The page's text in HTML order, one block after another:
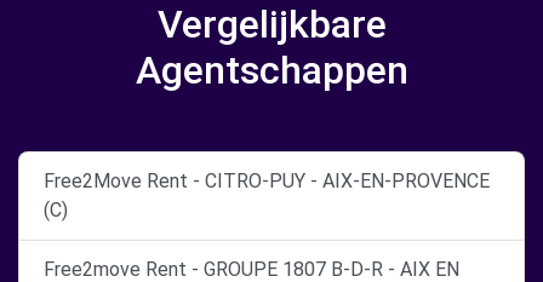
Vergelijkbare
Agentschappen
Free2Move Rent - CITRO-PUY - AIX-EN-PROVENCE
(C)
Free2move Rent - GROUPE 1807 B-D-R - AIX EN